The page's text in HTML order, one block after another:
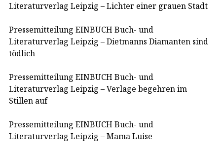
Literaturverlag Leipzig – Lichter einer grauen Stadt
Pressemitteilung EINBUCH Buch- und
Literaturverlag Leipzig – Dietmanns Diamanten sind
tödlich
Pressemitteilung EINBUCH Buch- und
Literaturverlag Leipzig – Verlage begehren im
Stillen auf
Pressemitteilung EINBUCH Buch- und
Literaturverlag Leipzig – Mama Luise